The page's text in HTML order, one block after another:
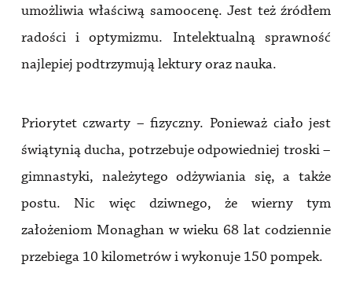
umożliwia właściwą samoocenę. Jest też źródłem
radości i optymizmu. Intelektualną sprawność
najlepiej podtrzymują lektury oraz nauka.
Priorytet czwarty – fizyczny. Ponieważ ciało jest
świątynią ducha, potrzebuje odpowiedniej troski –
gimnastyki, należytego odżywiania się, a także
postu. Nic więc dziwnego, że wierny tym
założeniom Monaghan w wieku 68 lat codziennie
przebiega 10 kilometrów i wykonuje 150 pompek.